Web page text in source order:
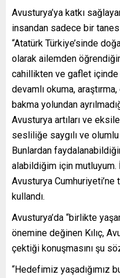
Avusturya’ya katkı
insandan sadece bir tanesi
“Atatürk Türkiye’sinde
olarak ailemden
cahillikten ve gaflet içinde
devamlı okuma,
bakma yolundan
Avusturya artıları ve
sesliliğe saygılı ve
Bunlardan
alabildiğim için mutluyum.
Avusturya
kullandı.
Avusturya’da “birlikte
önemine değinen Kılıç,
çektiği konuşmasını şu
“Hedefimiz yaşadığımız